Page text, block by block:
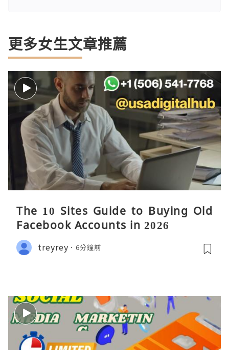
更多女生文章推薦
The 10 Sites Guide to Buying Old
Facebook Accounts in 2026
treyrey 6分鐘前